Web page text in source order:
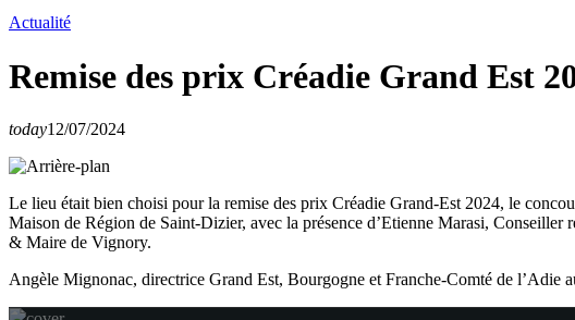
Actualité
Remise des prix Créadie Grand Est
today12/07/2024
Le lieu était bien choisi pour la remise des prix Créadie Grand-Est 2024, le
Maison de Région de Saint-Dizier, avec la présence d’Etienne Marasi,
& Maire de Vignory.
Angèle Mignonac, directrice Grand Est, Bourgogne et Franche-Comté de l’Adie